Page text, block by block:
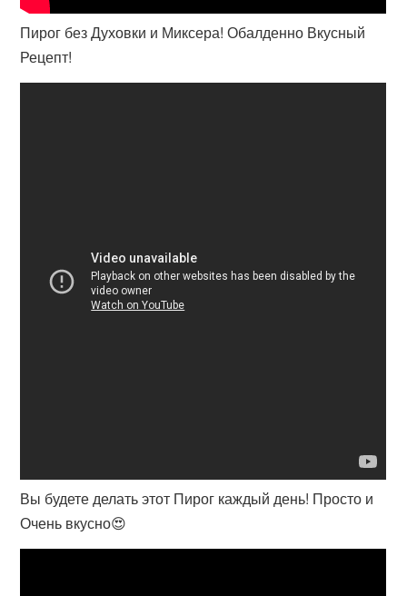
Пирог без Духовки и Миксера! Обалденно Вкусный
Рецепт!
Вы будете делать этот Пирог каждый день! Просто и
Очень вкусно😍